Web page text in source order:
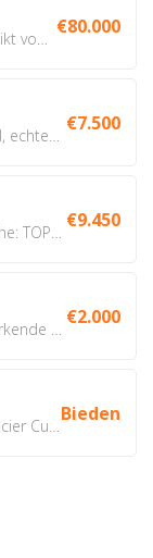
€80.000
€7.500
€9.450
€2.000
Bieden